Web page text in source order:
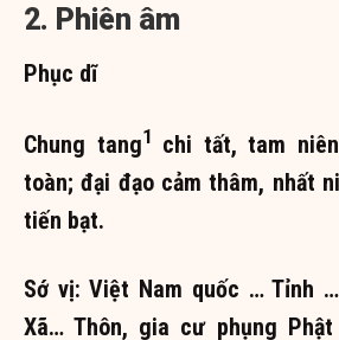
2. Phiên âm
Phục dĩ
Chung tang1
chi tất, tam
toàn; đại đạo cảm thâm, nhất
tiến bạt.
Sớ vị: Việt Nam quốc … Tỉnh
Xã… Thôn, gia cư phụng